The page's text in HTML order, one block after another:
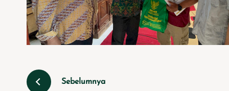
Sebelumnya